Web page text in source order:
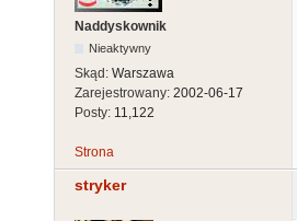
Naddyskownik
Nieaktywny
Skąd: Warszawa
Zarejestrowany: 2002-06-17
Posty: 11,122
Strona
stryker